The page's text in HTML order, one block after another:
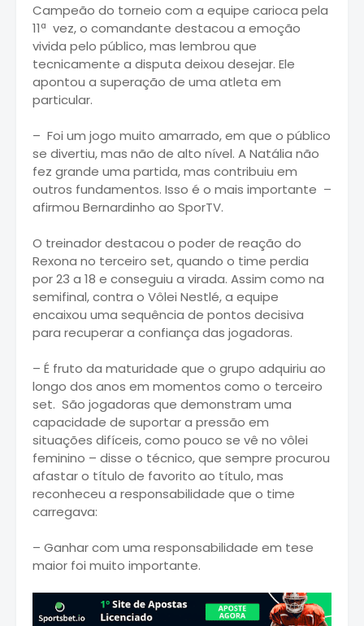
Campeão do torneio com a equipe carioca pela
11ª vez, o comandante destacou a emoção
vivida pelo público, mas lembrou que
tecnicamente a disputa deixou desejar. Ele
apontou a superação de uma atleta em
particular.
– Foi um jogo muito amarrado, em que o público
se divertiu, mas não de alto nível. A Natália não
fez grande uma partida, mas contribuiu em
outros fundamentos. Isso é o mais importante –
afirmou Bernardinho ao SporTV.
O treinador destacou o poder de reação do
Rexona no terceiro set, quando o time perdia
por 23 a 18 e conseguiu a virada. Assim como na
semifinal, contra o Vôlei Nestlé, a equipe
encaixou uma sequência de pontos decisiva
para recuperar a confiança das jogadoras.
– É fruto da maturidade que o grupo adquiriu ao
longo dos anos em momentos como o terceiro
set. São jogadoras que demonstram uma
capacidade de suportar a pressão em
situações difíceis, como pouco se vê no vôlei
feminino – disse o técnico, que sempre procurou
afastar o título de favorito ao título, mas
reconheceu a responsabilidade que o time
carregava:
– Ganhar com uma responsabilidade em tese
maior foi muito importante.